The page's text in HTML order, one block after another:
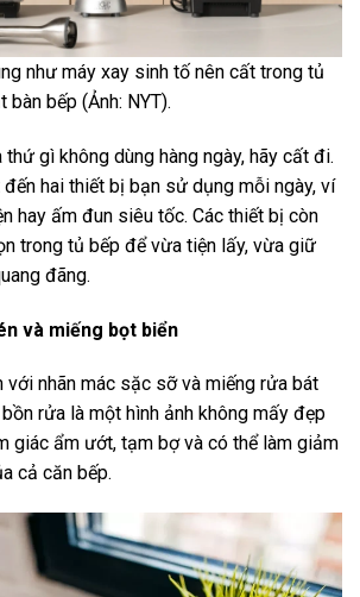
như máy xay sinh tố nên cất trong tủ
bếp (Ảnh: NYT).
gì không dùng hàng ngày, hãy cất đi.
hai thiết bị bạn sử dụng mỗi ngày, ví
hay ấm đun siêu tốc. Các thiết bị còn
trong tủ bếp để vừa tiện lấy, vừa giữ
đãng.
và miếng bọt biển
với nhãn mác sặc sỡ và miếng rửa bát
rửa là một hình ảnh không mấy đẹp
giác ẩm ướt, tạm bợ và có thể làm giảm
cả căn bếp.